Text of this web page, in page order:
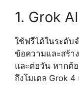
1. Grok
ใช้ฟรีได้ในระดับ
ข้อความและสร้า
และต่อวัน หากต้
ถึงโมเดล Grok